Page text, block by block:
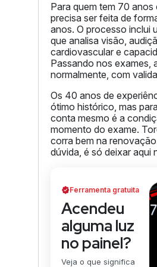
Para quem tem 70
precisa ser feita de
anos. O processo inclui
que analisa visão,
cardiovascular e
Passando nos exames,
normalmente, com
Os 40 anos de
ótimo histórico, mas
conta mesmo é a
momento do exame.
corra bem na
dúvida, é só deixar aqui
Ferramenta gratuita
Acendeu
alguma luz
no painel?
Veja o que significa